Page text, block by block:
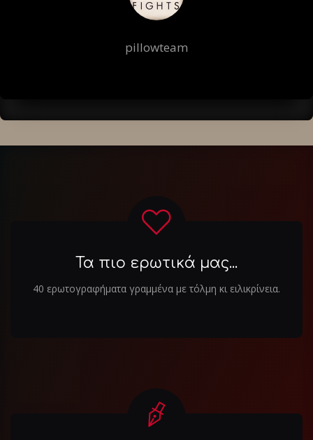
pillowteam
Τα πιο ερωτικά μας...
40 ερωτογραφήματα γραμμένα με τόλμη κι ειλικρίνεια.